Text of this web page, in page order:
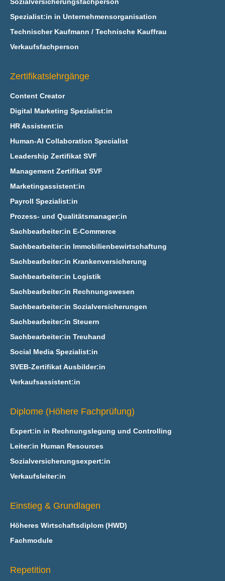
Spezialist:in in Unternehmensorganisation
Technischer Kaufmann / Technische Kauffrau
Verkaufsfachperson
Zertifikatslehrgänge
Content Creator
Digital Marketing Spezialist:in
HR Assistent:in
Human-AI Collaboration Specialist
Leadership Zertifikat SVF
Management Zertifikat SVF
Marketingassistent:in
Payroll Spezialist:in
Prozess- und Qualitätsmanager:in
Sachbearbeiter:in E‑Commerce
Sachbearbeiter:in Immobilienbewirtschaftung
Sachbearbeiter:in Krankenversicherung
Sachbearbeiter:in Logistik
Sachbearbeiter:in Rechnungswesen
Sachbearbeiter:in Sozialversicherungen
Sachbearbeiter:in Steuern
Sachbearbeiter:in Treuhand
Social Media Spezialist:in
SVEB-Zertifikat Ausbilder:in
Verkaufsassistent:in
Diplome (Höhere Fachprüfung)
Expert:in in Rechnungslegung und Controlling
Leiter:in Human Resources
Sozialversicherungsexpert:in
Verkaufsleiter:in
Einstieg & Grundlagen
Höheres Wirtschaftsdiplom (HWD)
Fachmodule
Repetition